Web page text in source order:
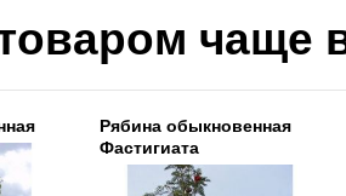
чаще
Рябина обыкновенная
Фастигиата